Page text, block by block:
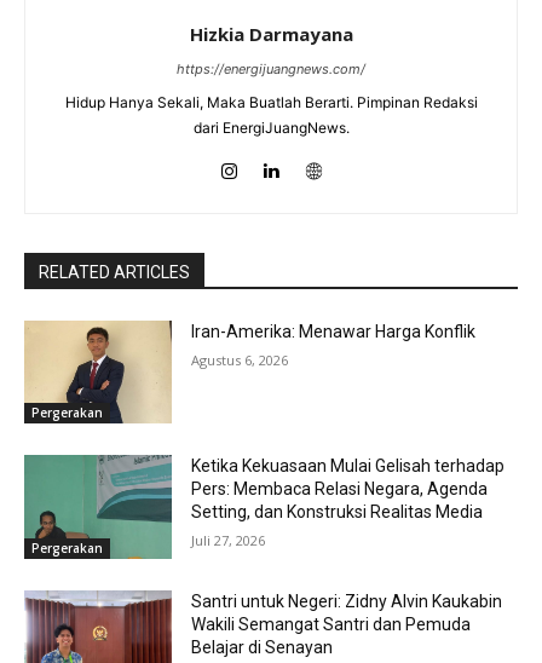
Hizkia Darmayana
https://energijuangnews.com/
Hidup Hanya Sekali, Maka Buatlah Berarti. Pimpinan Redaksi
dari EnergiJuangNews.
RELATED ARTICLES
Pergerakan
Iran-Amerika: Menawar Harga Konflik
Agustus 6, 2026
Pergerakan
Ketika Kekuasaan Mulai Gelisah terhadap
Pers: Membaca Relasi Negara, Agenda
Setting, dan Konstruksi Realitas Media
Juli 27, 2026
Santri untuk Negeri: Zidny Alvin Kaukabin
Wakili Semangat Santri dan Pemuda
Belajar di Senayan